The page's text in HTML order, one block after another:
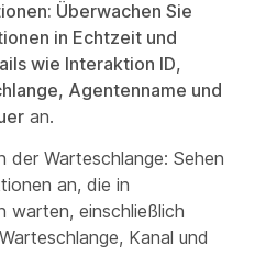
Überwachen Sie
in Echtzeit und
wie Interaktion ID,
Agentenname und
an.
der Warteschlange: Sehen
an, die in
warten, einschließlich
Kanal und